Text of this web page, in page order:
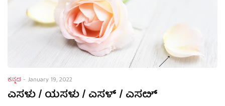
ಕನ್ನಡ - January 19, 2022
ಎಸಳು / ಯಸಳು / ಎಸಳ್ / ಎಸೞ್